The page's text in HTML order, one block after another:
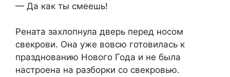
— Да как ты смеешь!
Рената захлопнула дверь перед носом
свекрови. Она уже вовсю готовилась к
празднованию Нового Года и не была
настроена на разборки со свекровью.